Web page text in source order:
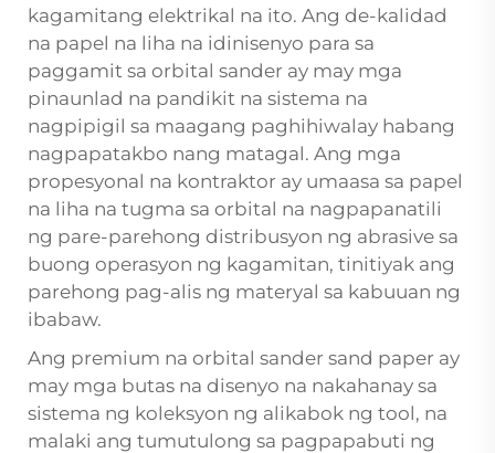
kagamitang elektrikal na ito. Ang de-kalidad
na papel na liha na idinisenyo para sa
paggamit sa orbital sander ay may mga
pinaunlad na pandikit na sistema na
nagpipigil sa maagang paghihiwalay habang
nagpapatakbo nang matagal. Ang mga
propesyonal na kontraktor ay umaasa sa papel
na liha na tugma sa orbital na nagpapanatili
ng pare-parehong distribusyon ng abrasive sa
buong operasyon ng kagamitan, tinitiyak ang
parehong pag-alis ng materyal sa kabuuan ng
ibabaw.
Ang premium na orbital sander sand paper ay
may mga butas na disenyo na nakahanay sa
sistema ng koleksyon ng alikabok ng tool, na
malaki ang tumutulong sa pagpapabuti ng